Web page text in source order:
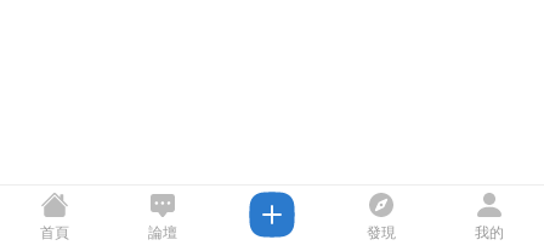
首頁 論壇 發現 我的